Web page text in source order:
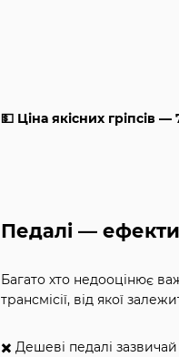
💵 Ціна якісних гріпсів
Педалі —
Багато хто недооцінює
трансмісії, від якої
✖️ Дешеві педалі